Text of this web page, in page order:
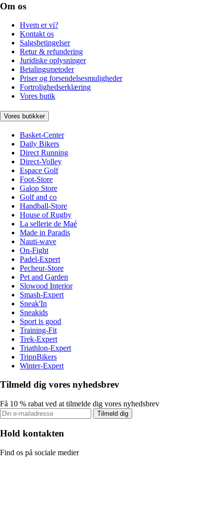
Om os
Hvem er vi?
Kontakt os
Salgsbetingelser
Retur & refundering
Juridiske oplysninger
Betalingsmetoder
Priser og forsendelsesmuligheder
Fortrolighedserklæring
Vores butik
Vores butikker
Basket-Center
Daily Bikers
Direct Running
Direct-Volley
Espace Golf
Foot-Store
Galop Store
Golf and co
Handball-Store
House of Rugby
La sellerie de Maé
Made in Paradis
Nauti-wave
On-Fight
Padel-Expert
Pecheur-Store
Pet and Garden
Slowood Interior
Smash-Expert
Sneak'In
Sneakids
Sport is good
Training-Fit
Trek-Expert
Triathlon-Expert
TripnBikers
Winter-Expert
Tilmeld dig vores nyhedsbrev
Få 10 % rabat ved at tilmelde dig vores nyhedsbrev
Tilmeld dig
Hold kontakten
Find os på sociale medier